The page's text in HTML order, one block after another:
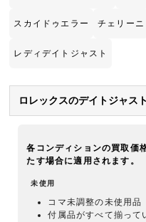
スカイドゥエラー チェリーニ
レディデイトジャスト
ロレックスのデイトジャス
各コンディションの買取価
たす場合に適用されます。
未使用
コマ未調整の未使用品
付属品がすべて揃って